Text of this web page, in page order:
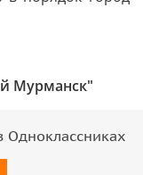
Мурманск"
Одноклассниках